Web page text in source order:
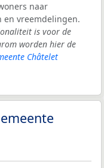
naar
en vreemdelingen.
is voor de
worden hier de
Châtelet